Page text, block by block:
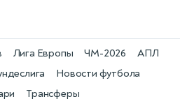
Новости футбола
Лига Европы
Трансферы
ЧМ-2026 АПЛ